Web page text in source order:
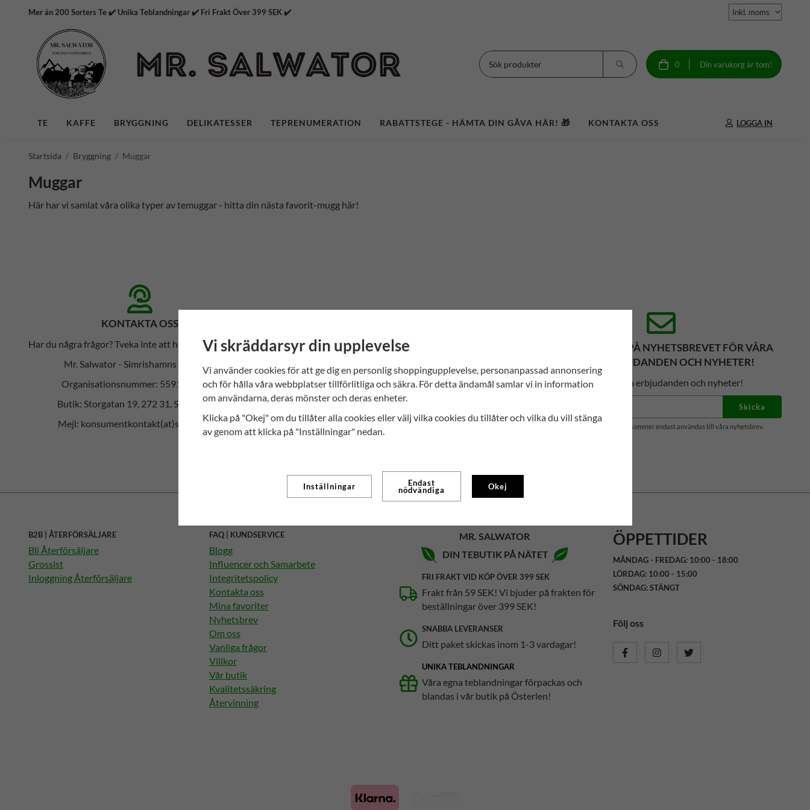
Mer än 200 Sorters Te ✔️ Unika Teblandningar ✔️ Fri Frakt Över 399 SEK ✔️
0 Din varukorg är tom!
TE KAFFE BRYGGNING DELIKATESSER TEPRENUMERATION RABATTSTEGE - HÄMTA DIN GÅVA HÄR! 🎁 KONTAKTA OSS LOGGA IN
Startsida / Bryggning / Muggar
Muggar
Här har vi samlat våra olika typer av temuggar - hitta din nästa favorit-mugg här!
KONTAKTA OSS
Har du några frågor? Tveka inte att höra av dig till oss!
Mr. Salwator - Simrishamns Tehandel
Organisationsnummer: 559112-6023
Butik: Storgatan 19, 272 31, Simrishamn
Mejl: konsumentkontakt(at)salwator.se
PRENUMERERA PÅ NYHETSBREVET FÖR VÅRA
BÄSTA ERBJUDANDEN OCH NYHETER!
Få våra bästa erbjudanden och nyheter!
Skicka
De uppgifter du matar in kommer endast användas till våra nyhetsbrev.
B2B | ÅTERFÖRSÄLJARE
Bli Återförsäljare
Grossist
Inloggning Återförsäljare
FAQ | KUNDSERVICE
Blogg
Influencer och Samarbete
Integritetspolicy
Kontakta oss
Mina favoriter
Nyhetsbrev
Om oss
Vanliga frågor
Villkor
Vår butik
Kvalitetssäkring
Återvinning
MR. SALWATOR
DIN TEBUTIK PÅ NÄTET
FRI FRAKT VID KÖP ÖVER 399 SEK
Frakt från 59 SEK! Vi bjuder på frakten för
beställningar över 399 SEK!
SNABBA LEVERANSER
Ditt paket skickas inom 1-3 vardagar!
UNIKA TEBLANDNINGAR
Våra egna teblandningar förpackas och
blandas i vår butik på Österlen!
ÖPPETTIDER
MÅNDAG - FREDAG: 10:00 - 18:00
LÖRDAG: 10:00 - 15:00
SÖNDAG: STÄNGT
Följ oss
Vi skräddarsyr din upplevelse
Vi använder cookies för att ge dig en personlig shoppingupplevelse, personanpassad annonsering
och för hålla våra webbplatser tillförlitliga och säkra. För detta ändamål samlar vi in information
om användarna, deras mönster och deras enheter.
Klicka på "Okej" om du tillåter alla cookies eller välj vilka cookies du tillåter och vilka du vill stänga
av genom att klicka på "Inställningar" nedan.
Inställningar Endast
nödvändiga Okej